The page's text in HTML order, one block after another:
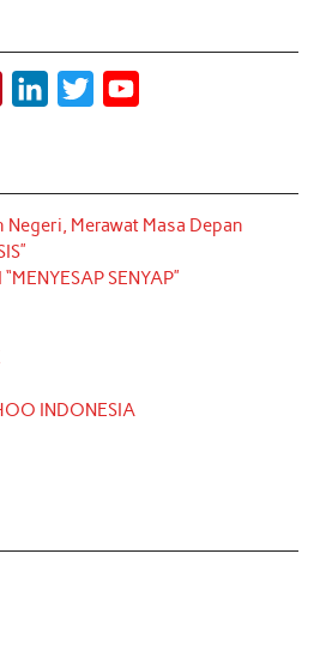
t
e
r
k
e
d
t
t
e
T
u
b
Negeri, Merawat Masa Depan
SENYAP”
INDONESIA